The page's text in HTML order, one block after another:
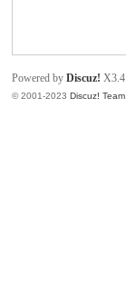
Powered byDiscuz! X3.4
© 2001-2023Discuz! Team